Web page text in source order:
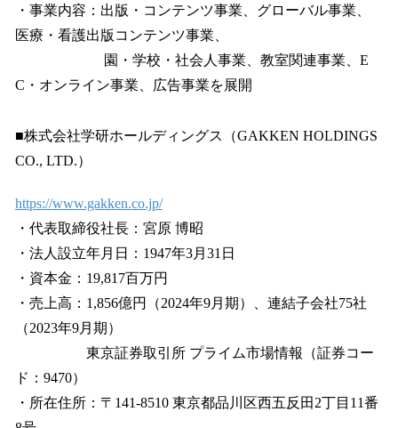
・事業内容：出版・コンテンツ事業、グローバル事業、
医療・看護出版コンテンツ事業、
園・学校・社会人事業、教室関連事業、E
C・オンライン事業、広告事業を展開
■株式会社学研ホールディングス（GAKKEN HOLDINGS
CO., LTD.）
https://www.gakken.co.jp/
・代表取締役社長：宮原 博昭
・法人設立年月日：1947年3月31日
・資本金：19,817百万円
・売上高：1,856億円（2024年9月期）、連結子会社75社
（2023年9月期）
東京証券取引所 プライム市場情報（証券コー
ド：9470）
・所在住所：〒141-8510 東京都品川区西五反田2丁目11番